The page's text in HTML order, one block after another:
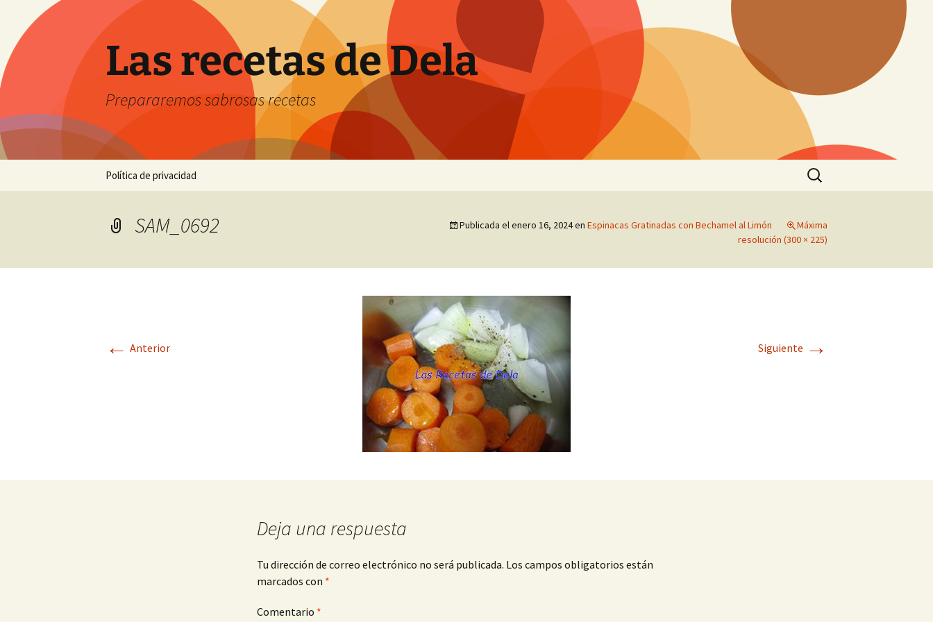
contenido
Las recetas de Dela
Prepararemos sabrosas recetas
Política de privacidad
Buscar:
SAM_0692 Publicada elenero 16, 2024en Espinacas Gratinadas con Bechamel al Limón
Máxima
resolución (300 × 225)
← Anterior Siguiente →
Deja una respuesta
Tu dirección de correo electrónico no será publicada. Los campos obligatorios están
marcados con *
Comentario *